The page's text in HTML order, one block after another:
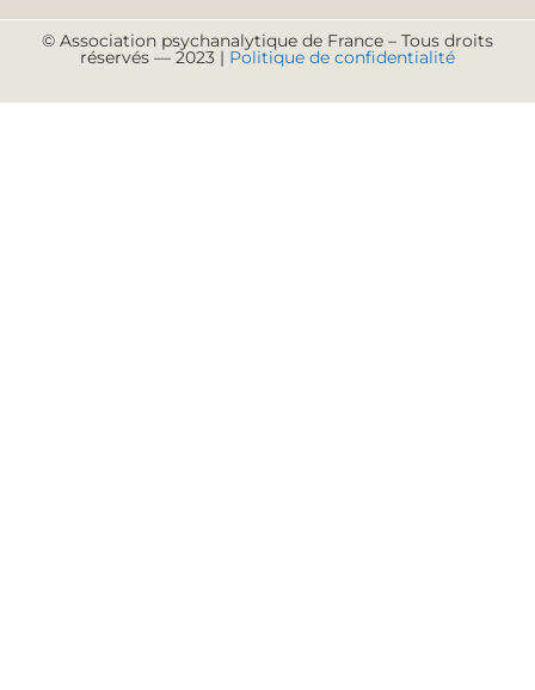
© Association psychanalytique de France – Tous droits
réservés — 2023 | Politique de confidentialité